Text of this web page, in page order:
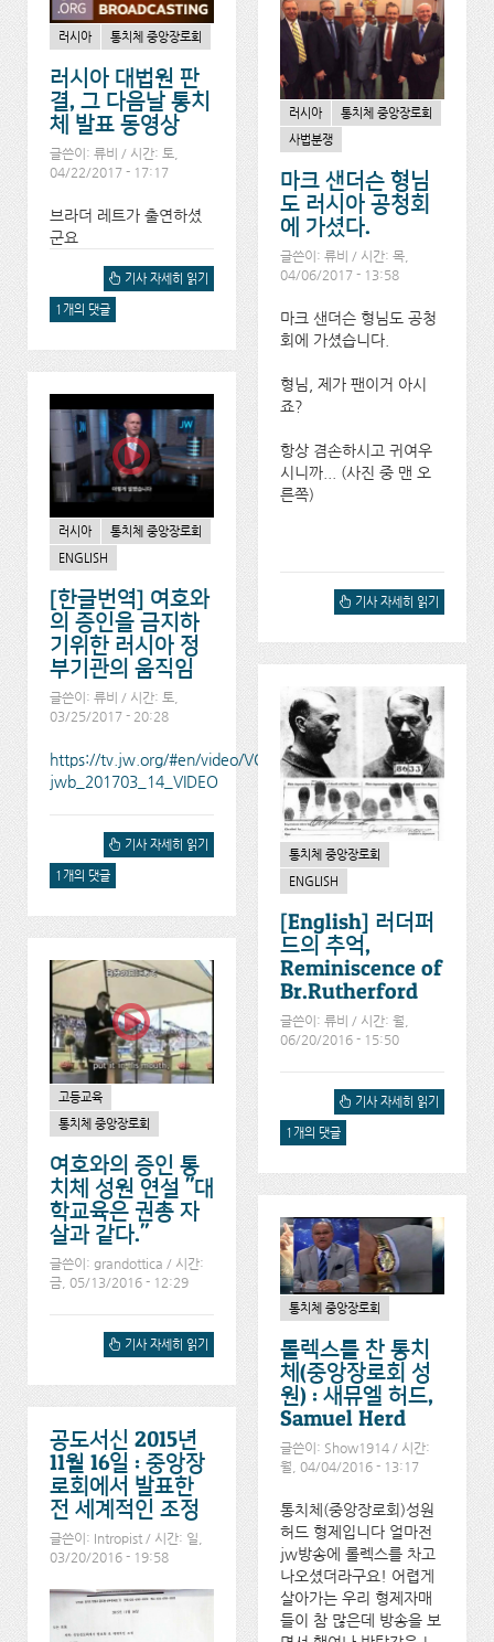
러시아 통치체 중앙장로회
러시아 대법원 판
결, 그 다음날 통치
체 발표 동영상
글쓴이: 류비 / 시간: 토,
04/22/2017 - 17:17
브라더 레트가 출연하셨
군요
러시아 대법원 판결, 그 다음
날 통치체 발표 동영상에 대
해서
기사 자세히 읽기
1개의 댓글
러시아
통치체 중앙장로회
사법분쟁
마크 샌더슨 형님
도 러시아 공청회
에 가셨다.
글쓴이: 류비 / 시간: 목,
04/06/2017 - 13:58
마크 샌더슨 형님도 공청
회에 가셨습니다.
형님, 제가 팬이거 아시
죠?
항상 겸손하시고 귀여우
시니까... (사진 중 맨 오
른쪽)
마크 샌더슨 형님도 러시아
공청회에 가셨다.에 대해서
기사 자세히 읽기
러시아
통치체 중앙장로회
ENGLISH
[한글번역] 여호와
의 증인을 금지하
기위한 러시아 정
부기관의 움직임
글쓴이: 류비 / 시간: 토,
03/25/2017 - 20:28
https://tv.jw.org/#en/video/VODOurOrganization/pub-
jwb_201703_14_VIDEO
[한글번역] 여호와의 증인을
금지하기위한 러시아 정부
기관의 움직임에 대해서
기사 자세히 읽기
1개의 댓글
통치체 중앙장로회
ENGLISH
[English] 러더퍼
드의 추억,
Reminiscence of
Br.Rutherford
글쓴이: 류비 / 시간: 월,
06/20/2016 - 15:50
[ENGLISH] 러더퍼드의 추
억, REMINISCENCE OF
BR.RUTHERFORD에 대해
기사 자세히 읽기
1개의 댓글
고등교육
통치체 중앙장로회
여호와의 증인 통
치체 성원 연설 "대
학교육은 권총 자
살과 같다."
글쓴이: grandottica / 시간:
금, 05/13/2016 - 12:29
여호와의 증인 통치체 성원
연설 "대학교육은 권총 자살
기사 자세히 읽기
통치체 중앙장로회
롤렉스를 찬 통치
체(중앙장로회 성
원) : 새뮤엘 허드,
Samuel Herd
글쓴이: Show1914 / 시간:
월, 04/04/2016 - 13:17
통치체(중앙장로회)성원
허드 형제입니다 얼마전
jw방송에 롤렉스를 차고
나오셨더라구요! 어렵게
살아가는 우리 형제자매
들이 참 많은데 방송을 보
공도서신 2015년
11월 16일 : 중앙장
로회에서 발표한
전 세계적인 조정
글쓴이: Intropist / 시간: 일,
03/20/2016 - 19:58